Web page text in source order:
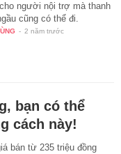
người nội trợ mà thanh
cũng có thể đi.
- 2 năm trước
bạn có thể
cách này!
bán từ 235 triệu đồng